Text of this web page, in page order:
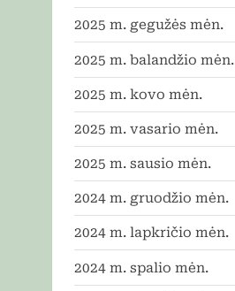
2025 m. gegužės mėn.
2025 m. balandžio mėn.
2025 m. kovo mėn.
2025 m. vasario mėn.
2025 m. sausio mėn.
2024 m. gruodžio mėn.
2024 m. lapkričio mėn.
2024 m. spalio mėn.